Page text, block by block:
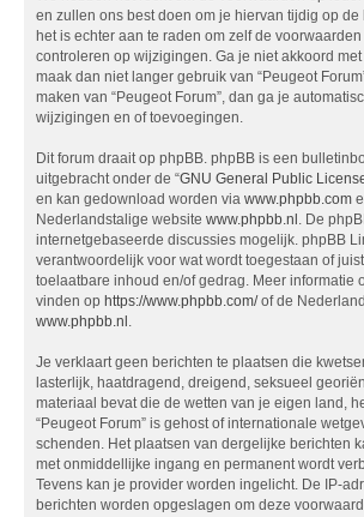
en zullen ons best doen om je hiervan tijdig op de
het is echter aan te raden om zelf de
controleren op wijzigingen. Ga je niet akkoord
maak dan niet langer gebruik van “Peugeot
maken van “Peugeot Forum”, dan ga je
wijzigingen en of toevoegingen.
Dit forum draait op phpBB. phpBB is een
uitgebracht onder de “GNU General Public
en kan gedownload worden via www.phpbb.com
Nederlandstalige website www.phpbb.nl . De
internetgebaseerde discussies mogelijk. phpBB
verantwoordelijk voor wat wordt toegestaan of
toelaatbare inhoud en/of gedrag. Meer informatie
vinden op https://www.phpbb.com/of de
www.phpbb.nl .
Je verklaart geen berichten te plaatsen die
lasterlijk, haatdragend, dreigend, seksueel
materiaal bevat die de wetten van je eigen land,
“Peugeot Forum” is gehost of internationale
schenden. Het plaatsen van dergelijke berichten
met onmiddellijke ingang en permanent wordt
Tevens kan je provider worden ingelicht. De IP-
berichten worden opgeslagen om deze